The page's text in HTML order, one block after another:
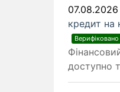
07.08.2026
кредит на
Верифіковано
доступно